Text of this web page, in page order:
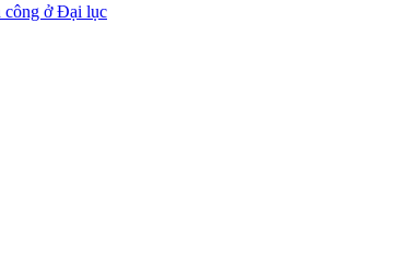
công ở Đại lục